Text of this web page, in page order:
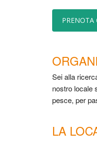
PRENOTA
Sei alla
nostro locale
pesce, per
LA